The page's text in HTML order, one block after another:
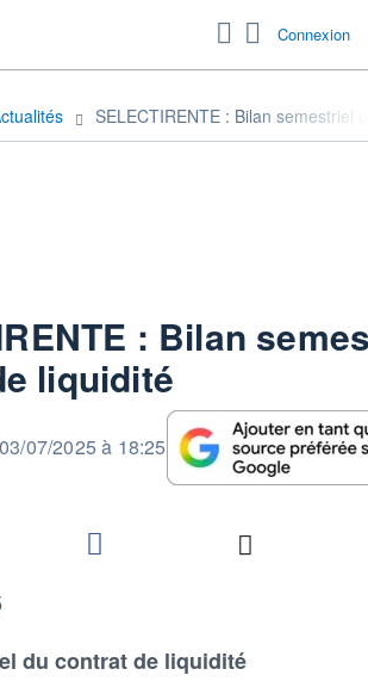
Connexion
SELECTIRENTE : Bilan semestriel
: Bilan
liquidité
par
03/07/2025 à 18:25
du contrat de liquidité